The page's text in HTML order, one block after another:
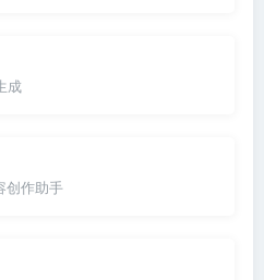
成
创作助手